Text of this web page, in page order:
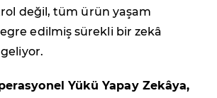
değil, tüm ürün yaşam
edilmiş sürekli bir zekâ
Yükü Yapay Zekâya,